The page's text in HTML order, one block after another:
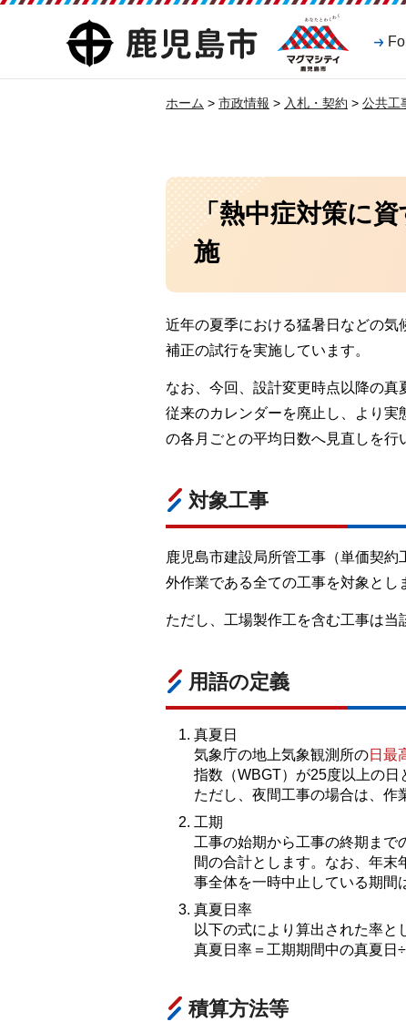
鹿児島市
マグマシティ
鹿児島市
ホーム > 市政情報 > 入札・契約 > 公共工
「熱中症対策に
施
近年の夏季における猛暑日などの
補正の試行を実施しています。
なお、今回、設計変更時点以降の
従来のカレンダーを廃止し、より
の各月ごとの平均日数へ見直しを行
対象工事
鹿児島市建設局所管工事（単価契
外作業である全ての工事を対象とし
ただし、工場製作工を含む工事は当
用語の定義
真夏日
気象庁の地上気象観測所の日最
指数（WBGT）が25度以上の日
ただし、夜間工事の場合は、作
工期
工事の始期から工事の終期まで
間の合計とします。なお、年
事全体を一時中止している期間
真夏日率
以下の式により算出された率と
真夏日率＝工期期間中の真夏日
積算方法等